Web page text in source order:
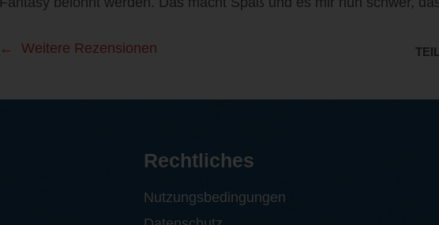
Weitere Rezensionen
Rechtliches
Nutzungsbedingungen